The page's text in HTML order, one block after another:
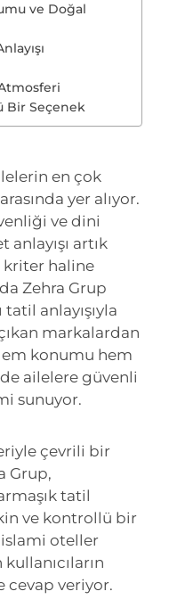
ve Doğal
Bir Seçenek
en çok
yer alıyor.
ve dini
artık
haline
Zehra Grup
tatil anlayışıyla
markalardan
konumu hem
ailelere güvenli
sunuyor.
çevrili bir
Grup,
tatil
ve kontrollü bir
islami oteller
cevap veriyor.